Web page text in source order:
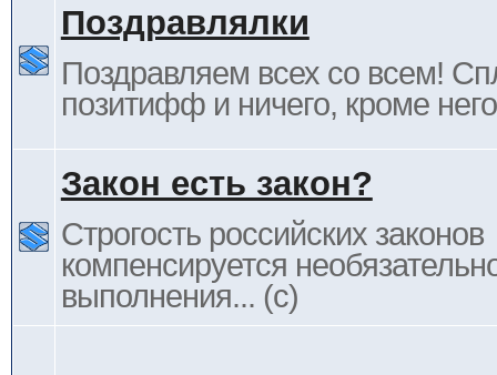
Поздравлялки
Поздравляем всех со всем!
позитифф и ничего, кроме
Закон есть закон?
Строгость российских законов
компенсируется
выполнения... (c)